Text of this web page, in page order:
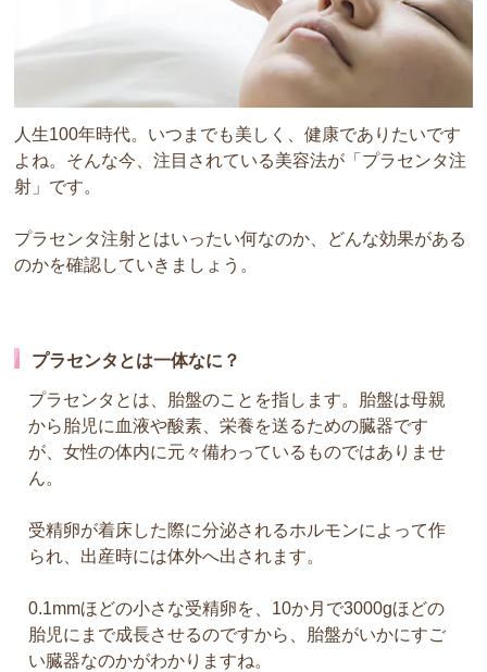
人生100年時代。いつまでも美しく、健康でありたいです
よね。そんな今、注目されている美容法が「プラセンタ注
射」です。
プラセンタ注射とはいったい何なのか、どんな効果がある
のかを確認していきましょう。
プラセンタとは一体なに？
プラセンタとは、胎盤のことを指します。胎盤は母親
から胎児に血液や酸素、栄養を送るための臓器です
が、女性の体内に元々備わっているものではありませ
ん。
受精卵が着床した際に分泌されるホルモンによって作
られ、出産時には体外へ出されます。
0.1mmほどの小さな受精卵を、10か月で3000gほどの
胎児にまで成長させるのですから、胎盤がいかにすご
い臓器なのかがわかりますね。